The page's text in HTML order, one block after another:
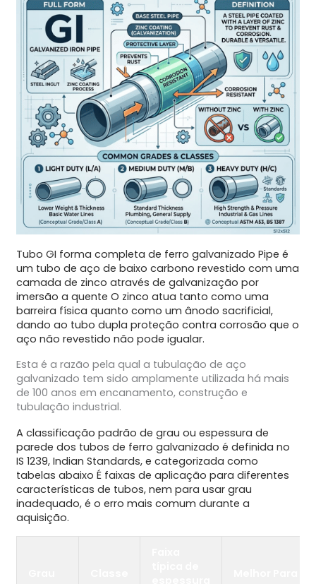
Tubo GI forma completa de ferro galvanizado Pipe é
um tubo de aço de baixo carbono revestido com uma
camada de zinco através de galvanização por
imersão a quente O zinco atua tanto como uma
barreira física quanto como um ânodo sacrificial,
dando ao tubo dupla proteção contra corrosão que o
aço não revestido não pode igualar.
Esta é a razão pela qual a tubulação de aço
galvanizado tem sido amplamente utilizada há mais
de 100 anos em encanamento, construção e
tubulação industrial.
A classificação padrão de grau ou espessura de
parede dos tubos de ferro galvanizado é definida no
IS 1239, Indian Standards, e categorizada como
tabelas abaixo É faixas de aplicação para diferentes
características de tubos, nem para usar grau
inadequado, é o erro mais comum durante a
aquisição.